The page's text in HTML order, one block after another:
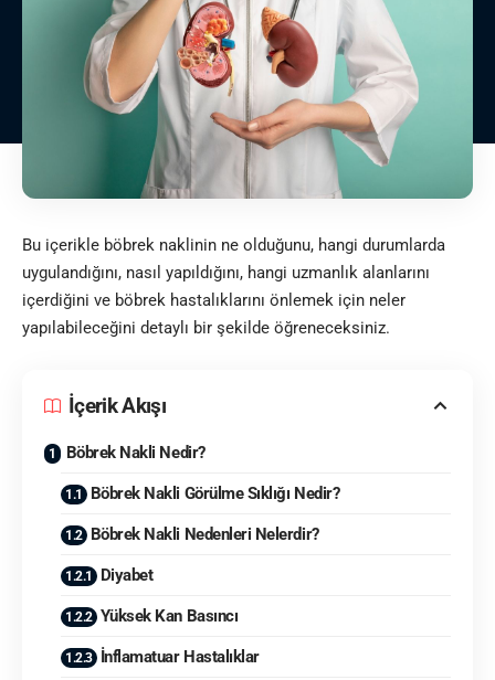
Bu içerikle böbrek naklinin ne olduğunu, hangi durumlarda
uygulandığını, nasıl yapıldığını, hangi uzmanlık alanlarını
içerdiğini ve böbrek hastalıklarını önlemek için neler
yapılabileceğini detaylı bir şekilde öğreneceksiniz.
İçerik Akışı
Böbrek Nakli Nedir?
Böbrek Nakli Görülme Sıklığı Nedir?
Böbrek Nakli Nedenleri Nelerdir?
Diyabet
Yüksek Kan Basıncı
İnflamatuar Hastalıklar